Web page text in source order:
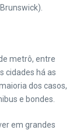
metrô, entre
cidades há as
dos casos,
e bondes.
em grandes